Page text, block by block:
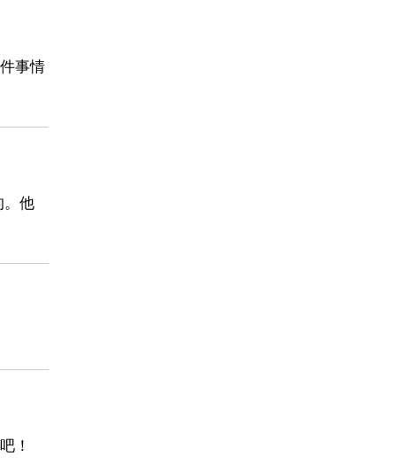
事情
。他
！